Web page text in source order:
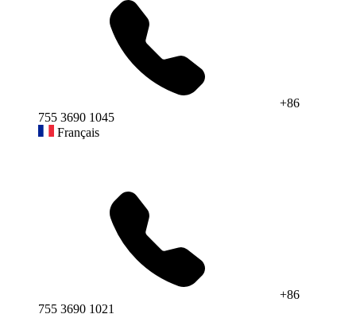
+86
755 3690 1045
Français
+86
755 3690 1021